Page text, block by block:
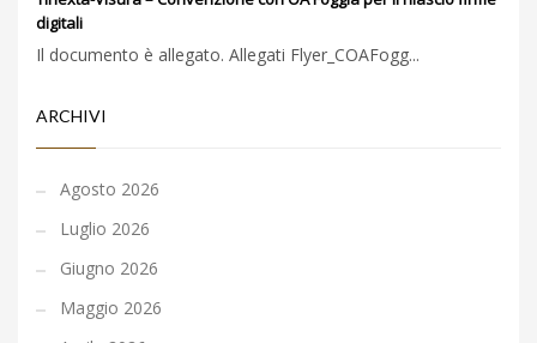
digitali
Il documento è allegato. Allegati Flyer_COAFogg...
ARCHIVI
Agosto 2026
Luglio 2026
Giugno 2026
Maggio 2026